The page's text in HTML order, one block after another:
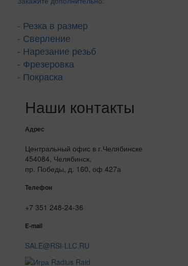
- Резка в размер
- Сверление
- Нарезание резьб
- Фрезеровка
- Покраска
Наши контакты
Адрес
Центральный офис в г.Челябинске
454084, Челябинск,
пр. Победы, д. 160, оф 427а
Телефон
+7 351 248-24-36
E-mail
SALE@RSI-LLC.RU